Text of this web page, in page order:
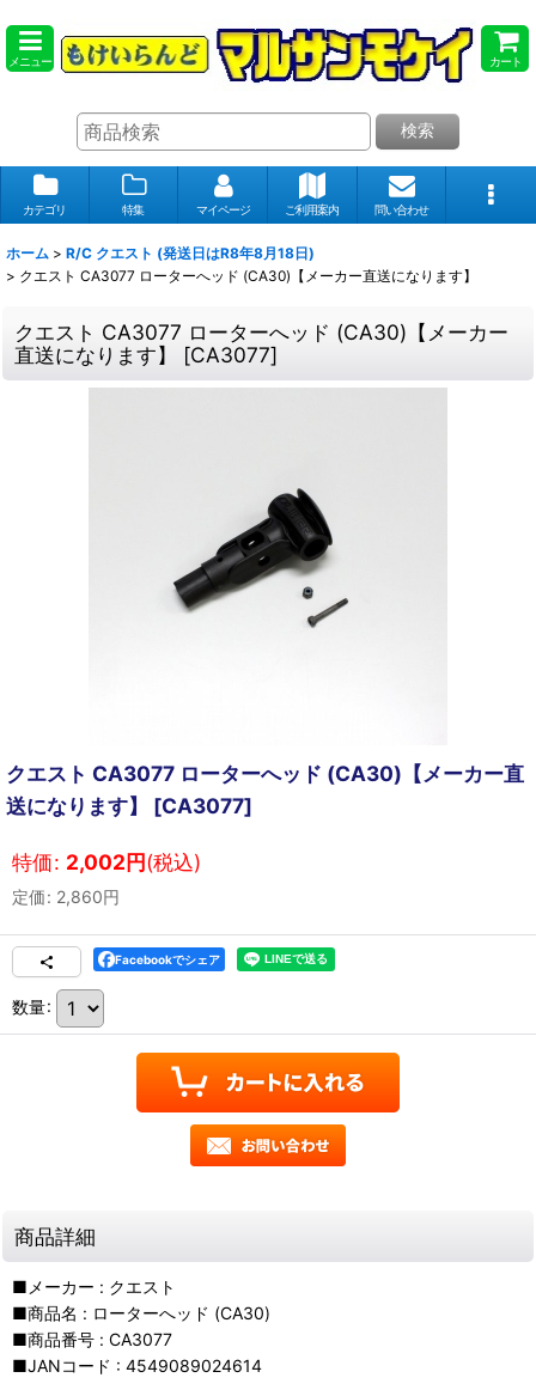
メニュー カート
検索
カテゴリ 特集 マイページ ご利用案内 問い合わせ
ホーム > R/C クエスト (発送日はR8年8月18日)
> クエスト CA3077 ローターへッド (CA30)【メーカー直送になります】
クエスト CA3077 ローターへッド (CA30)【メーカー
直送になります】 [CA3077]
クエスト CA3077 ローターへッド (CA30)【メーカー直
送になります】 [CA3077]
特価: 2,002円(税込)
定価: 2,860円
Facebookでシェア
数量:
商品詳細
■メーカー : クエスト
■商品名 : ローターへッド (CA30)
■商品番号 : CA3077
■JANコード : 4549089024614